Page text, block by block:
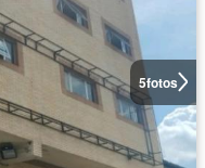
5fotos